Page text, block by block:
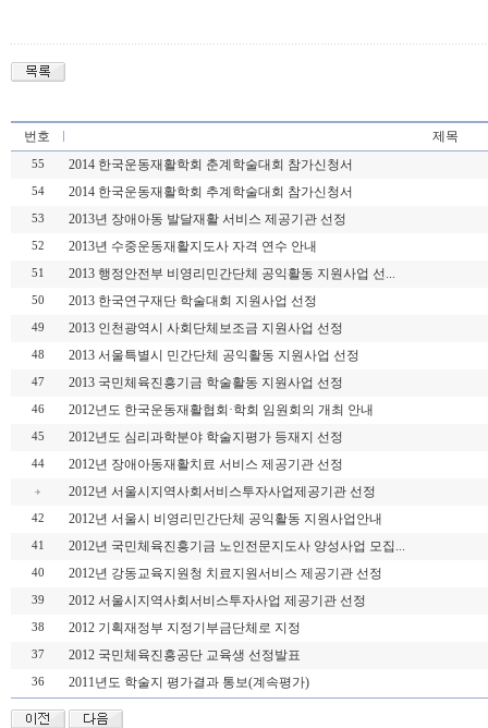
번호 제목
55 2014 한국운동재활학회 춘계학술대회 참가신청서
54 2014 한국운동재활학회 추계학술대회 참가신청서
53 2013년 장애아동 발달재활 서비스 제공기관 선정
52 2013년 수중운동재활지도사 자격 연수 안내
51 2013 행정안전부 비영리민간단체 공익활동 지원사업 선...
50 2013 한국연구재단 학술대회 지원사업 선정
49 2013 인천광역시 사회단체보조금 지원사업 선정
48 2013 서울특별시 민간단체 공익활동 지원사업 선정
47 2013 국민체육진흥기금 학술활동 지원사업 선정
46 2012년도 한국운동재활협회·학회 임원회의 개최 안내
45 2012년도 심리과학분야 학술지평가 등재지 선정
44
2012년 장애아동재활치료 서비스 제공기관 선정
2012년 서울시지역사회서비스투자사업제공기관 선정
42 2012년 서울시 비영리민간단체 공익활동 지원사업안내
41 2012년 국민체육진흥기금 노인전문지도사 양성사업 모집...
40 2012년 강동교육지원청 치료지원서비스 제공기관 선정
39 2012 서울시지역사회서비스투자사업 제공기관 선정
38 2012 기획재정부 지정기부금단체로 지정
37 2012 국민체육진흥공단 교육생 선정발표
36 2011년도 학술지 평가결과 통보(계속평가)